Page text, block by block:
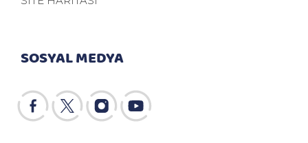
SOSYAL MEDYA